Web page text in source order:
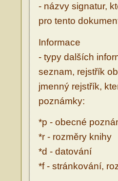
- názvy signatur,
pro tento
Informace
- typy dalších
seznam, rejstřík
jmenný rejstřík,
poznámky:
*p - obecné
*r - rozměry knihy
*d - datování
*f - stránkování,